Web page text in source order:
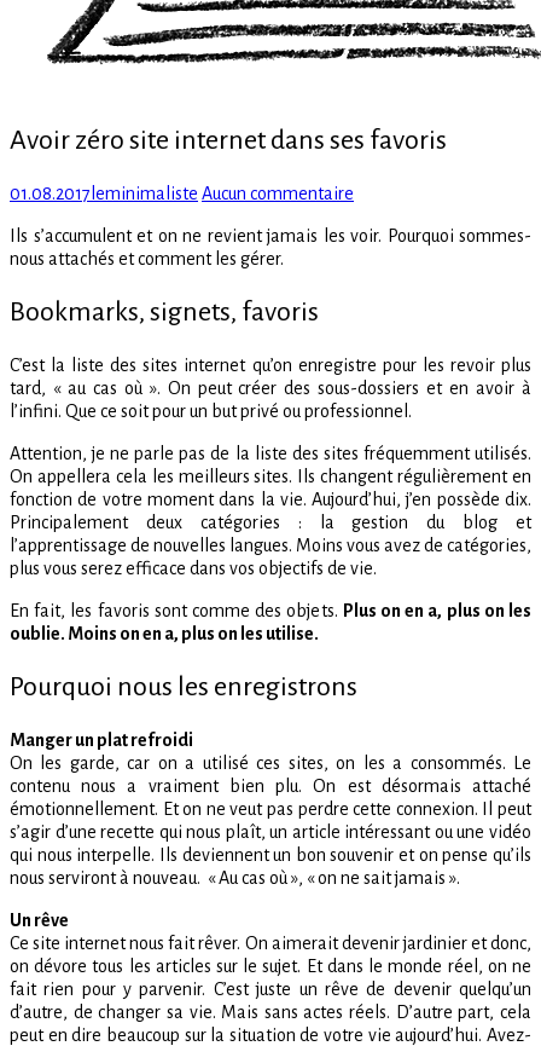
Avoir zéro site internet dans ses favoris
Posted
01.08.2017 Author
leminimaliste Aucun commentaire
zéro
Ils s’accumulent et on ne revient jamais les voir. Pourquoi sommes-
nous attachés et comment les gérer.
Bookmarks, signets, favoris
C’est la liste des sites internet qu’on enregistre pour les revoir plus
tard, « au cas où ». On peut créer des sous-dossiers et en avoir à
l’infini. Que ce soit pour un but privé ou professionnel.
Attention, je ne parle pas de la liste des sites fréquemment utilisés.
On appellera cela les meilleurs sites. Ils changent régulièrement en
fonction de votre moment dans la vie. Aujourd’hui, j’en possède dix.
Principalement deux catégories : la gestion du blog et
l’apprentissage de nouvelles langues. Moins vous avez de catégories,
plus vous serez efficace dans vos objectifs de vie.
En fait, les favoris sont comme des objets. Plus on en a, plus on les
oublie. Moins on en a, plus on les utilise.
Pourquoi nous les enregistrons
Manger un plat refroidi
On les garde, car on a utilisé ces sites, on les a consommés. Le
contenu nous a vraiment bien plu. On est désormais attaché
émotionnellement. Et on ne veut pas perdre cette connexion. Il peut
s’agir d’une recette qui nous plaît, un article intéressant ou une vidéo
qui nous interpelle. Ils deviennent un bon souvenir et on pense qu’ils
nous serviront à nouveau. « Au cas où », « on ne sait jamais ».
Un rêve
Ce site internet nous fait rêver. On aimerait devenir jardinier et donc,
on dévore tous les articles sur le sujet. Et dans le monde réel, on ne
fait rien pour y parvenir. C’est juste un rêve de devenir quelqu’un
d’autre, de changer sa vie. Mais sans actes réels. D’autre part, cela
peut en dire beaucoup sur la situation de votre vie aujourd’hui. Avez-